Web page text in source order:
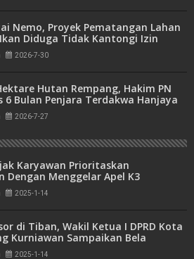
Nemo, Proyek Pematangan Lahan
Diduga Tidak Kantongi Izin
2026-7-30
Hutan Rempang, Hakim PN
6 Bulan Penjara Terdakwa Hanjaya
2026-7-27
Karyawan Prioritaskan
Dengan Menggelar Apel K3
2025-1-14
di Tiban, Wakil Ketua I DPRD Kota
Kurniawan Sampaikan Bela
2025-1-14